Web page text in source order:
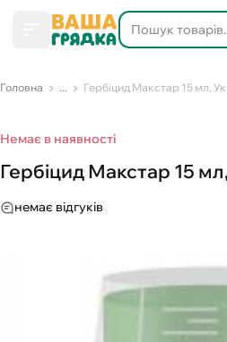
Головна ... Гербіцид Макстар 15 мл,
Немає в наявності
Гербіцид Макстар 15
немає відгуків